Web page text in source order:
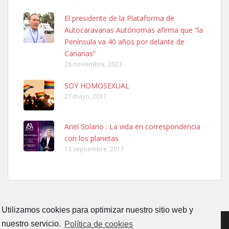
Utilizamos cookies para optimizar nuestro sitio web y
nuestro servicio. Política de cookies
SHIBA PERDIDO AVDA JOSE MESA Y LOPEZ
PERRO MACHO RAZA SHIBA CON MICROCHIP PERDIDO HOY
06/07/2025 ZONA MESA Y LOPEZ. ES MUY ASUSTADIZO
Leales.org » Gran Canaria
Ninfa perdida
El día 5 se los perdió una ninfa papillera, asustada tiene miedo a la
El presidente de la Plataforma de
Autocaravanas Autónomas afirma que “la
Península va 40 años por delante de
Canarias”
26 noviembre, 2023
SOY HOMOSEXUAL
27 mayo, 2017
Ariel Solano : La vida en correspondencia
con los planetas
13 septiembre, 2017